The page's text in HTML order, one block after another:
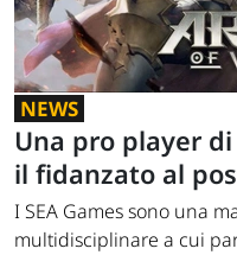
NEWS
Una pro player
il fidanzato al
I SEA Games sono una
multidisciplinare a cui